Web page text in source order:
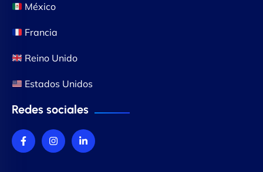
México
Francia
Reino Unido
Estados Unidos
Redes sociales